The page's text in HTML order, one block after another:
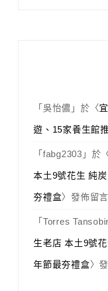
「 吳怡儂 」於〈
遊、15家養生館
「 fabg2303 」於
本土9號花生 純
夯禮盒〉發佈留言
「 Torres
生老店 本土9號
年節最夯禮盒〉